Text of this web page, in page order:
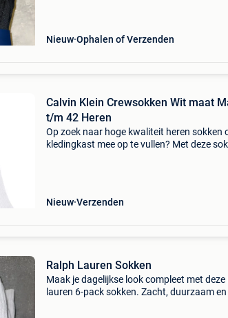
Nieuw Ophalen of Verzenden
Calvin Klein Crewsokken Wit maat
t/m 42 Heren
Op zoek naar hoge kwaliteit heren sokken
kledingkast mee op te vullen? Met deze
Nieuw Verzenden
Ralph Lauren Sokken
Maak je dagelijkse look compleet met deze
lauren 6-pack sokken. Zacht, duurzaam